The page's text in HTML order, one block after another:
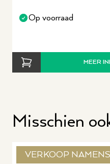
Op voorraad
MEER
Misschien
VERKOOP